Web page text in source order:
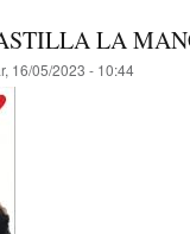
LA
16/05/2023 - 10:44